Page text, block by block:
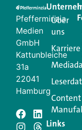
Creator für Ihre
Ihren
Login.
Jetzt
Pfefferminzia
Medien
GmbH
Kattunbleiche
31a
22041
Hamburg
Über
uns
Karriere
Content
Links